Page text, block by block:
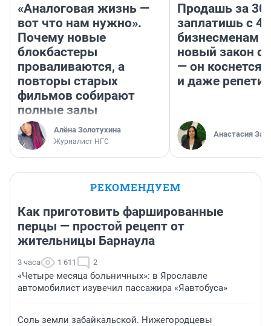
«Аналоговая жизнь —
вот что нам нужно».
Почему новые
блокбастеры
проваливаются, а
повторы старых
фильмов собирают
полные залы
Алёна Золотухина
Журналист НГС
Продашь за
заплатишь с
бизнесменам
новый закон о
— он коснется
и даже
Анастасия
РЕКОМЕНДУЕМ
Как приготовить фаршированные
перцы — простой рецепт от
жительницы Барнаула
3 часа 1 611 2
«Четыре месяца больничных»: в Ярославле
автомобилист изувечил пассажира «Яавтобуса»
Соль земли забайкальской. Нижегородцевы